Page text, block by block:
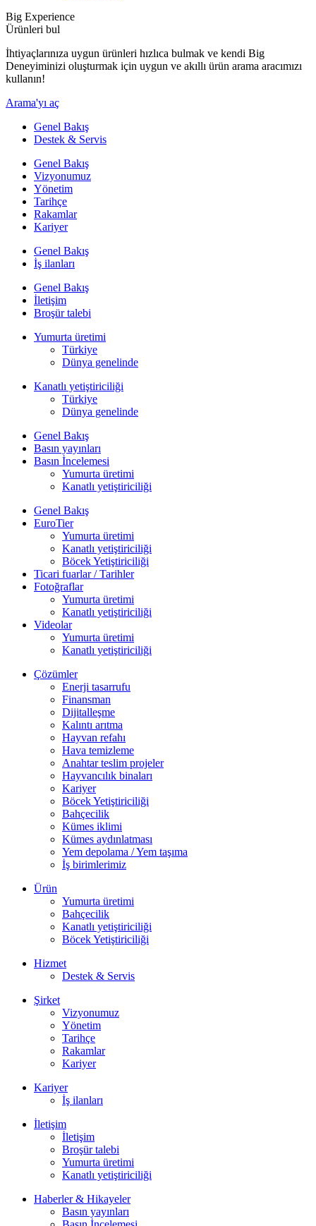
Big Experience
Ürünleri bul
İhtiyaçlarınıza uygun ürünleri hızlıca bulmak ve kendi Big
Deneyiminizi oluşturmak için uygun ve akıllı ürün arama aracımızı
kullanın!
Arama'yı aç
Genel Bakış
Destek & Servis
Genel Bakış
Vizyonumuz
Yönetim
Tarihçe
Rakamlar
Kariyer
Genel Bakış
İş ilanları
Genel Bakış
İletişim
Broşür talebi
Yumurta üretimi
Türkiye
Dünya genelinde
Kanatlı yetiştiriciliği
Türkiye
Dünya genelinde
Genel Bakış
Basın yayınları
Basın İncelemesi
Yumurta üretimi
Kanatlı yetiştiriciliği
Genel Bakış
EuroTier
Yumurta üretimi
Kanatlı yetiştiriciliği
Böcek Yetiştiriciliği
Ticari fuarlar / Tarihler
Fotoğraflar
Yumurta üretimi
Kanatlı yetiştiriciliği
Videolar
Yumurta üretimi
Kanatlı yetiştiriciliği
Çözümler
Enerji tasarrufu
Finansman
Dijitalleşme
Kalıntı arıtma
Hayvan refahı
Hava temizleme
Anahtar teslim projeler
Hayvancılık binaları
Kariyer
Böcek Yetiştiriciliği
Bahçecilik
Kümes iklimi
Kümes aydınlatması
Yem depolama / Yem taşıma
İş birimlerimiz
Ürün
Yumurta üretimi
Bahçecilik
Kanatlı yetiştiriciliği
Böcek Yetiştiriciliği
Hizmet
Destek & Servis
Şirket
Vizyonumuz
Yönetim
Tarihçe
Rakamlar
Kariyer
Kariyer
İş ilanları
İletişim
İletişim
Broşür talebi
Yumurta üretimi
Kanatlı yetiştiriciliği
Haberler & Hikayeler
Basın yayınları